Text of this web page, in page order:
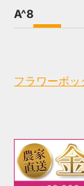
A^8
フラワーボ